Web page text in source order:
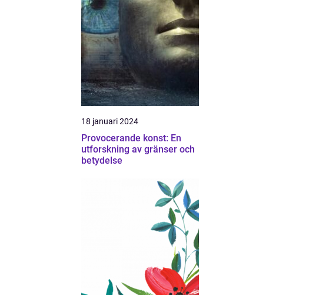
18 januari 2024
Provocerande konst: En
utforskning av gränser och
betydelse